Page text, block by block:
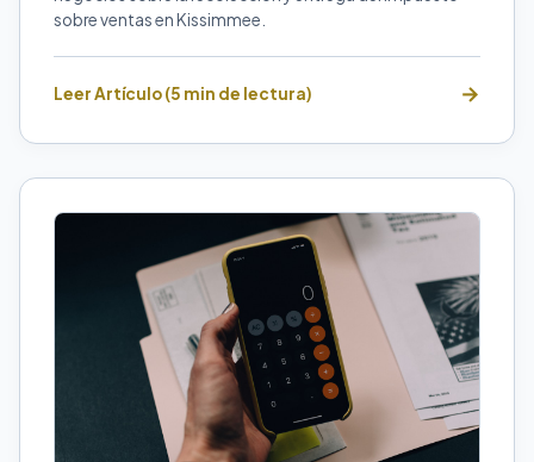
sobre ventas en Kissimmee.
Leer Artículo (5 min de lectura)